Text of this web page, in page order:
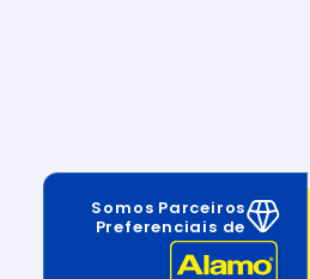
Somos Parceiros
Preferenciais de